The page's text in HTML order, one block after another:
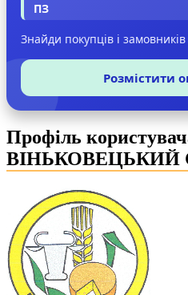
ПЗ
Знайди покупців і
Розмістити
Профіль
ВІНЬКОВЕЦЬКИЙ